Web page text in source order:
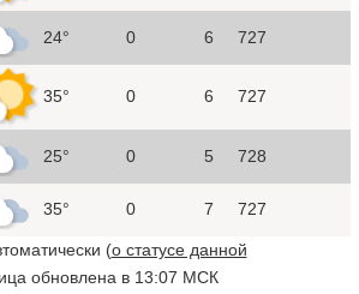
24° 0 6 727
35° 0 6 727
25° 0 5 728
35° 0 7 727
(о статусе данной
обновлена в 13:07 МСК